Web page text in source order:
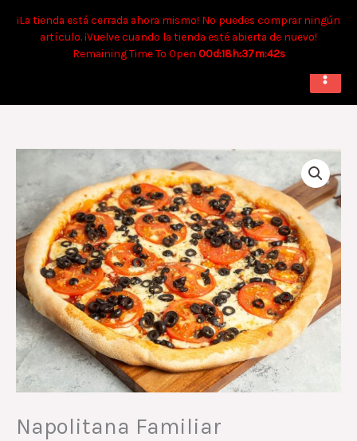
¡La tienda está cerrada ahora mismo! No puedes comprar ningún
artículo. ¡Vuelve cuando la tienda esté abierta de nuevo!
Remaining Time To Open 00d:18h:37m:42s
Tiempo aproximado para envíos a domicilio: 90 min. Para retiro:
40 min.
contenido
Napolitana Familiar
cantidad